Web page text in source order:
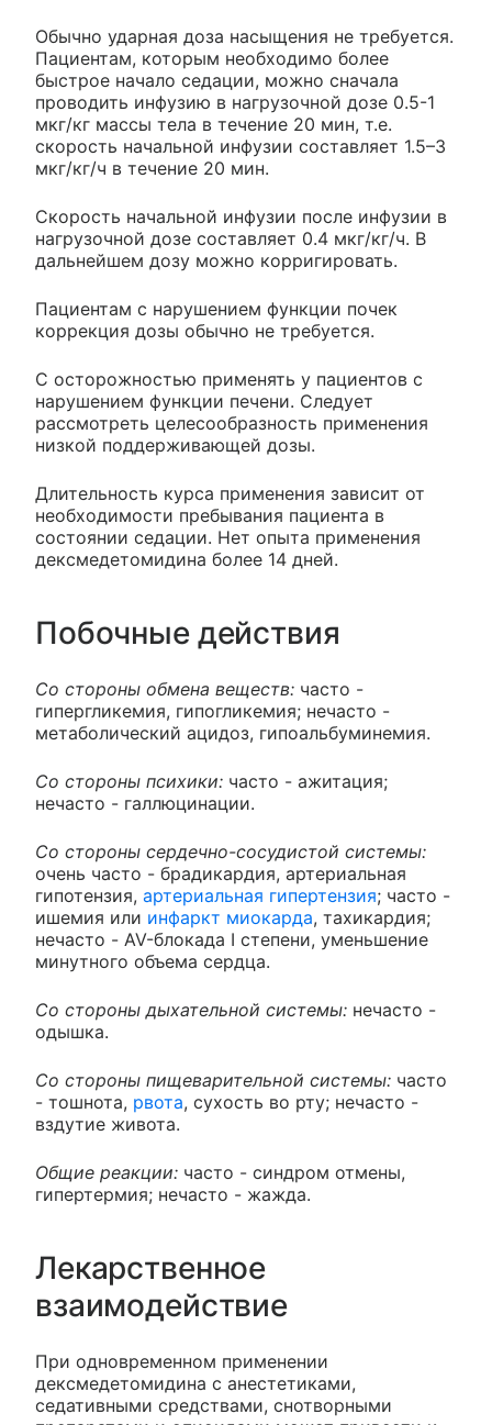
Обычно ударная доза насыщения не требуется.
Пациентам, которым необходимо более
быстрое начало седации, можно сначала
проводить инфузию в нагрузочной дозе 0.5-1
мкг/кг массы тела в течение 20 мин, т.е.
скорость начальной инфузии составляет 1.5–3
мкг/кг/ч в течение 20 мин.
Скорость начальной инфузии после инфузии в
нагрузочной дозе составляет 0.4 мкг/кг/ч. В
дальнейшем дозу можно корригировать.
Пациентам с нарушением функции почек
коррекция дозы обычно не требуется.
С осторожностью применять у пациентов с
нарушением функции печени. Следует
рассмотреть целесообразность применения
низкой поддерживающей дозы.
Длительность курса применения зависит от
необходимости пребывания пациента в
состоянии седации. Нет опыта применения
дексмедетомидина более 14 дней.
Побочные действия
Со стороны обмена веществ: часто -
гипергликемия, гипогликемия; нечасто -
метаболический ацидоз, гипоальбуминемия.
Со стороны психики: часто - ажитация;
нечасто - галлюцинации.
Со стороны сердечно-сосудистой системы:
очень часто - брадикардия, артериальная
гипотензия, артериальная гипертензия; часто -
ишемия или инфаркт миокарда, тахикардия;
нечасто - AV-блокада I степени, уменьшение
минутного объема сердца.
Со стороны дыхательной системы: нечасто -
одышка.
Со стороны пищеварительной системы: часто
- тошнота, рвота, сухость во рту; нечасто -
вздутие живота.
Общие реакции: часто - синдром отмены,
гипертермия; нечасто - жажда.
Лекарственное
взаимодействие
При одновременном применении
дексмедетомидина с анестетиками,
седативными средствами, снотворными